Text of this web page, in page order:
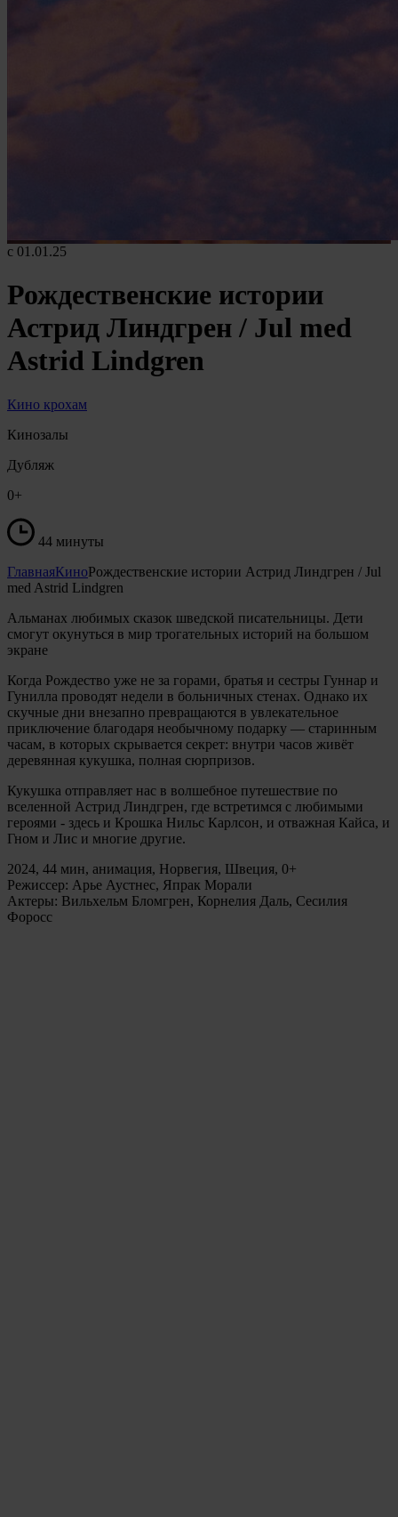
c 01.01.25
Рождественские истории
Астрид Линдгрен / Jul med
Astrid Lindgren
Кино крохам
Кинозалы
Дубляж
0+
44 минуты
ГлавнаяКиноРождественские истории Астрид Линдгрен / Jul
med Astrid Lindgren
Альманах любимых сказок шведской писательницы. Дети
смогут окунуться в мир трогательных историй на большом
экране
Когда Рождество уже не за горами, братья и сестры Гуннар и
Гунилла проводят недели в больничных стенах. Однако их
скучные дни внезапно превращаются в увлекательное
приключение благодаря необычному подарку — старинным
часам, в которых скрывается секрет: внутри часов живёт
деревянная кукушка, полная сюрпризов.
Кукушка отправляет нас в волшебное путешествие по
вселенной Астрид Линдгрен, где встретимся с любимыми
героями - здесь и Крошка Нильс Карлсон, и отважная Кайса, и
Гном и Лис и многие другие.
2024, 44 мин, анимация, Норвегия, Швеция, 0+
Режиссер: Арье Аустнес, Япрак Морали
Актеры: Вильхельм Бломгрен, Корнелия Даль, Сесилия
Форосс